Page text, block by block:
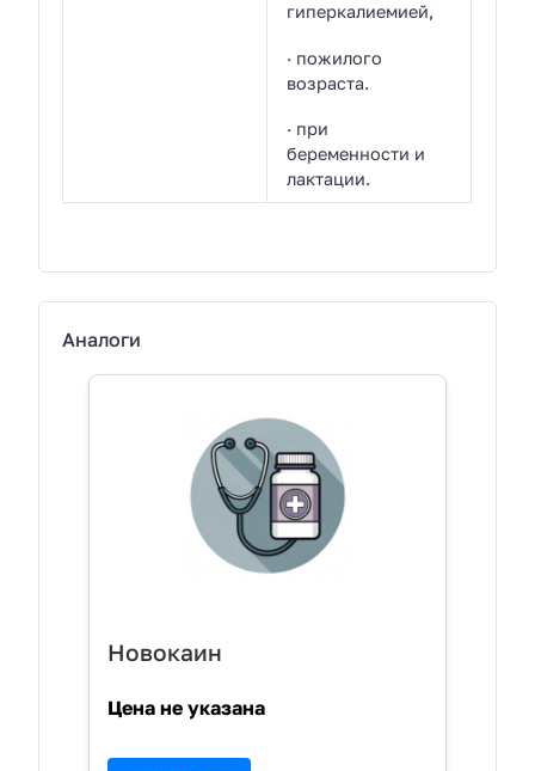
гиперкалиемией,
· пожилого
возраста.
· при
беременности и
лактации.
Аналоги
Новокаин
Цена не указана